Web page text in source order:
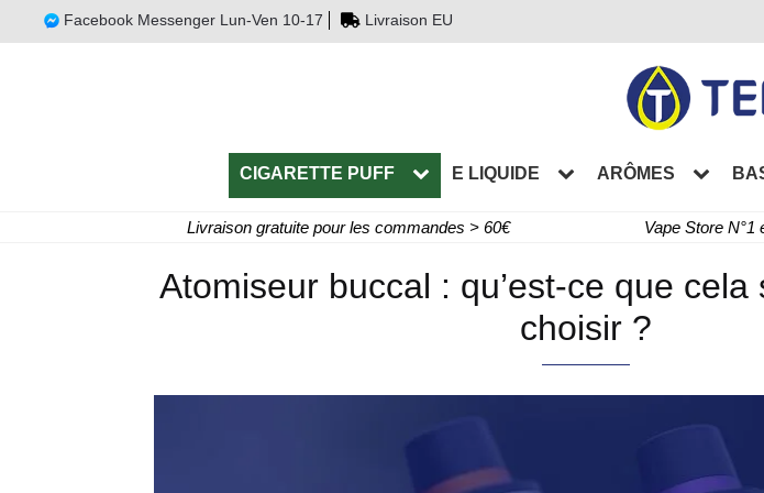
Facebook Messenger Lun-Ven 10-17 Livraison EU
CIGARETTE PUFF E LIQUIDE ARÔMES
Livraison gratuite pour les commandes > 60€ Vape Store N°1
Atomiseur buccal : qu’est-ce que cela
choisir ?